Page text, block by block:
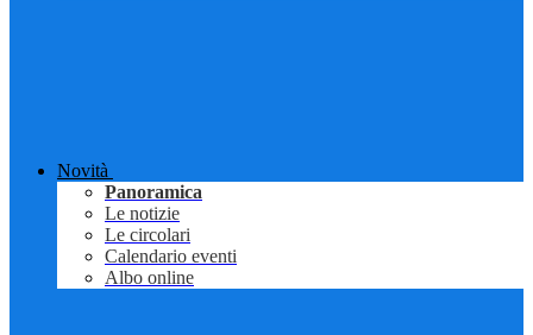
Novità
Panoramica
Le notizie
Le circolari
Calendario eventi
Albo online